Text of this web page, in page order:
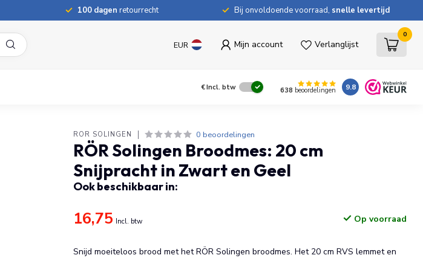
100 dagen retourrecht Bij onvoldoende voorraad, snelle levertijd
EUR Mijn account Verlanglijst
0
€Incl. btw 638 beoordelingen 9.8
RÖR SOLINGEN 0 beoordelingen
RÖR Solingen Broodmes: 20 cm
Snijpracht in Zwart en Geel
Ook beschikbaar in:
16,75 Incl. btw Op voorraad
Snijd moeiteloos brood met het RÖR Solingen broodmes. Het 20 cm RVS lemmet en